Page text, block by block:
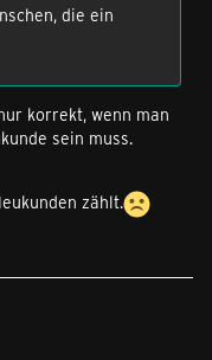
die ein
korrekt, wenn man
sein muss.
zählt.